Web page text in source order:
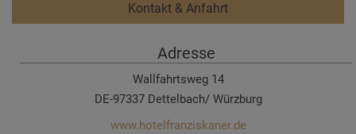
Kontakt & Anfahrt
Adresse
Wallfahrtsweg 14
DE-97337 Dettelbach/ Würzburg
www.hotelfranziskaner.de